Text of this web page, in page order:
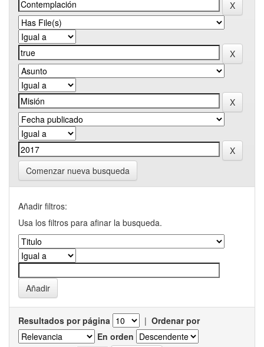
Comenzar nueva busqueda
Añadir filtros:
Usa los filtros para afinar la busqueda.
Resultados por página | Ordenar por
En orden